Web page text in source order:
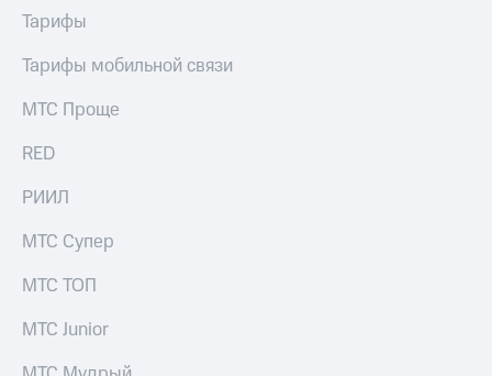
и подписки
МТС
Premium
музыка
другое
Семейная
доступ
к геолокации
Сертификаты
в Мой МТС
Посмотрите,
полезного
Тарифы
Тарифы мобильной связи
МТС Проще
RED
РИИЛ
МТС Супер
МТС ТОП
МТС Junior